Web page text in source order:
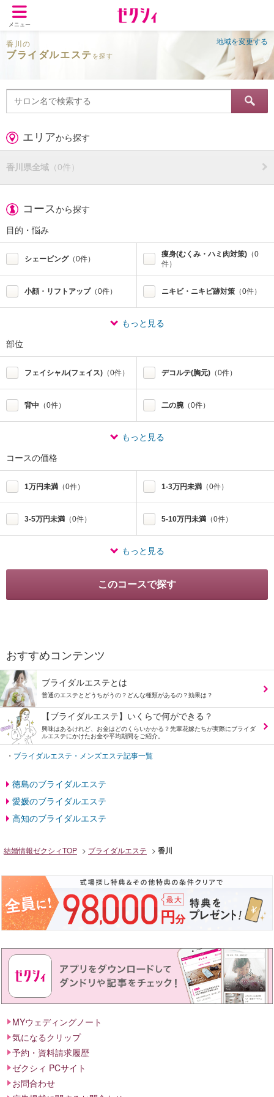
メニュー
香川の
ブライダルエステ を探す
地域を変更する
エリアから探す
香川県全域 （0件）
コースから探す
目的・悩み
シェービング（0件）
痩身(むくみ・ハミ肉対策) （0
件）
小顔・リフトアップ（0件） ニキビ・ニキビ跡対策 （0件）
もっと見る
部位
フェイシャル(フェイス) （0件） デコルテ(胸元) （0件）
背中 （0件） 二の腕 （0件）
もっと見る
コースの価格
1万円未満 （0件） 1-3万円未満 （0件）
3-5万円未満 （0件） 5-10万円未満 （0件）
もっと見る
おすすめコンテンツ
ブライダルエステとは
普通のエステとどうちがうの？どんな種類があるの？効果は？
【ブライダルエステ】いくらで何ができる？
興味はあるけれど、お金はどのくらいかかる？先輩花嫁たちが実際にブライダ
ルエステにかけたお金や平均期間をご紹介。
・ ブライダルエステ・メンズエステ記事一覧
徳島のブライダルエステ
愛媛のブライダルエステ
高知のブライダルエステ
結婚情報ゼクシィTOP ブライダルエステ 香川
MYウェディングノート
気になるクリップ
予約・資料請求履歴
ゼクシィ PCサイト
お問合わせ